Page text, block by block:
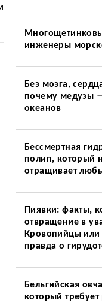
инженеры
Без мозга,
почему медузы
океанов
Бессмертная
полип, который
отращивает
Пиявки: факты,
отвращение в
Кровопийцы или
правда о
Бельгийская
который